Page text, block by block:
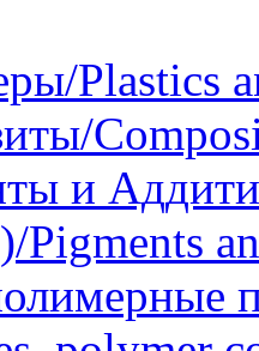
Plastics
и
Pigments